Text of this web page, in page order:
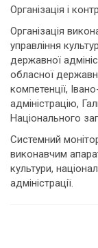
Організація і
Організація
управління
державної
обласної
компетенції,
адміністрацію,
Національного
Системний
виконавчим
культури,
адміністрації.